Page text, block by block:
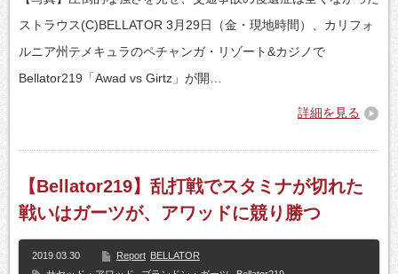
ストラウス(C)BELLATOR 3月29日（金・現地時間）、カリフォ
ルニア州テメキュラのペチャンガ・リゾート&カジノで
Bellator219「Awad vs Girtz」が開…
詳細を見る
【Bellator219】乱打戦でスタミナが切れた
戦いはガーツが、アワッドに競り勝つ
2019.03.30 Report BELLATOR